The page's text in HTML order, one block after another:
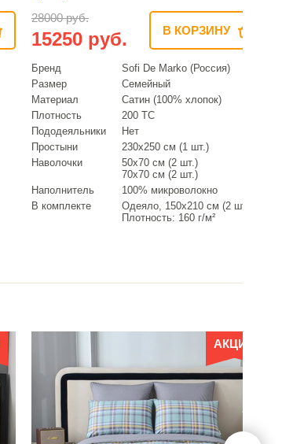
28000 руб.
15250 руб. В КОРЗИНУ
Бренд
Sofi De Marko (Россия)
Размер
Семейный
Материал
Сатин (100% хлопок)
Плотность
200 ТС
Пододеяльники
Нет
Простыни
230х250 см (1 шт.)
Наволочки
50х70 см (2 шт.)
70х70 см (2 шт.)
Наполнитель
100% микроволокно
В комплекте
Одеяло, 150х210 см (2 шт.)
Плотность: 160 г/м²
АКЦИЯ